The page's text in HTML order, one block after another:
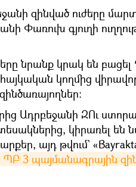
զինված ուժերը
Փառուխ գյուղի
նրանք կրակ են
հայկական կողմից
Ադրբեջանի ԶՈւ
կիրառել են
այդ թվում`
ՊԲ 3 պայմանագրային